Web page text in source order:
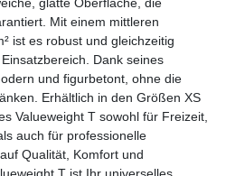
Mit einem mittleren
ist es robust und gleichzeitig
Dank seines
und figurbetont, ohne die
Erhältlich in den Größen XS
Valueweight T sowohl für Freizeit,
auch für professionelle
Qualität, Komfort und
T ist Ihr universelles